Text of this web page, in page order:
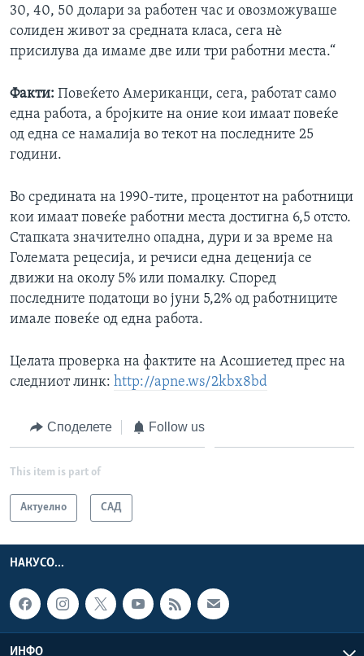
30, 40, 50 долари за работен час и овозможуваше
солиден живот за средната класа, сега нè
присилува да имаме две или три работни места.“
Факти: Повеќето Американци, сега, работат само
една работа, а бројките на оние кои имаат повеќе
од една се намалија во текот на последните 25
години.
Во средината на 1990-тите, процентот на работници
кои имаат повеќе работни места достигна 6,5 отсто.
Стапката значително опадна, дури и за време на
Големата рецесија, и речиси една деценија се
движи на околу 5% или помалку. Според
последните податоци во јуни 5,2% од работниците
имале повеќе од една работа.
Целата проверка на фактите на Асошиетед прес на
следниот линк: http://apne.ws/2kbx8bd
Споделете Follow us
This item is part of
Актуелно САД
НАКУСО...
ИНФО